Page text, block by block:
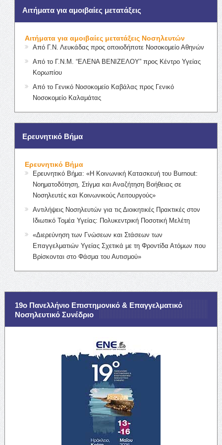
Αιτήματα για αμοιβαίες μετατάξεις
Αιτήματα για αμοιβαίες μετατάξεις Νοσηλευτών
Από Γ.Ν. Λευκάδας προς οποιοδήποτε Νοσοκομείο Αθηνών
Από το Γ.Ν.Μ. “ΕΛΕΝΑ ΒΕΝΙΖΕΛΟΥ” προς Κέντρο Υγείας
Κορωπίου
Από το Γενικό Νοσοκομείο Καβάλας προς Γενικό
Νοσοκομείο Καλαμάτας
Ερευνητικό Βήμα
Ερευνητικό Βήμα
Ερευνητικό Βήμα: «Η Κοινωνική Κατασκευή του Burnout:
Νοηματοδότηση, Στίγμα και Αναζήτηση Βοήθειας σε
Νοσηλευτές και Κοινωνικούς Λειτουργούς»
Αντιλήψεις Νοσηλευτών για τις Διοικητικές Πρακτικές στον
Ιδιωτικό Τομέα Υγείας: Πολυκεντρική Ποσοτική Μελέτη
«Διερεύνηση των Γνώσεων και Στάσεων των
Επαγγελματιών Υγείας Σχετικά με τη Φροντίδα Ατόμων που
Βρίσκονται στο Φάσμα του Αυτισμού»
19ο Πανελλήνιο Επιστημονικό & Επαγγελματικό
Νοσηλευτικό Συνέδριο